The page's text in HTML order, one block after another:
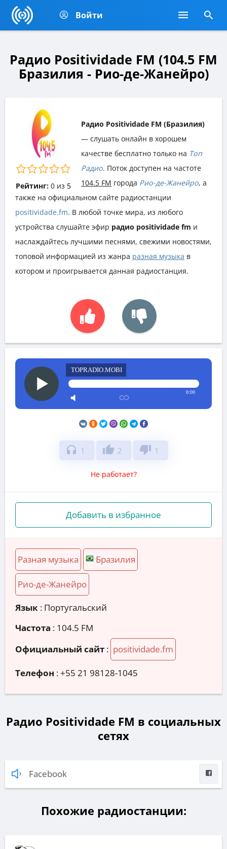
Войти
Радио Positividade FM (104.5 FM
Бразилия - Рио-де-Жанейро)
Рейтинг: 0из 5
Радио Positividade FM (Бразилия)
— слушать онлайн в хорошем
качестве бесплатно только на Топ
Радио. Поток доступен на частоте
104.5 FM города Рио-де-Жанейро, а
также на официальном сайте радиостанции
positividade.fm. В любой точке мира, из любого
устройства слушайте эфир радио positividade fm и
наслаждайтесь лучшими песнями, свежими новостями,
топовой информацией из жанра разная музыка в
котором и проигрывается данная радиостанция.
TOPRADIO.MOBI
0:00
headphones 1 thumb_up 2 thumb_down 1
Не работает?
Добавить в избранное
Разная музыка Бразилия
Рио-де-Жанейро
Язык : Португальский
Частота : 104.5 FM
Официальный сайт : positividade.fm
Телефон :+55 21 98128-1045
Радио Positividade FM в социальных
сетях
Facebook
Похожие радиостанции: